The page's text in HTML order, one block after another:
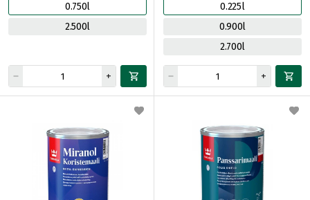
0.750l
2.500l
0.225l
0.900l
2.700l